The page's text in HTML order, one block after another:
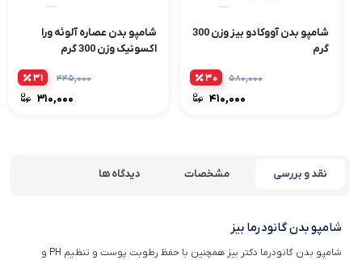
شامپو بدن آووکادو بیز وزن 300
گرم
۵۸۰,۰۰۰
۴۱۰,۰۰۰
۳۰
شامپو بدن عصاره آلوئه ورا
اکسونیک وزن 300 گرم
۴۴۵,۰۰۰
۳۱۰,۰۰۰
۳۱
نقد و بررسی مشخصات دیدگاه ها
شامپو بدن گانودرما بیز
شامپو بدن گانودرما دکتر بیز همچنین با حفظ رطوبت پوست و تنظیم PH و